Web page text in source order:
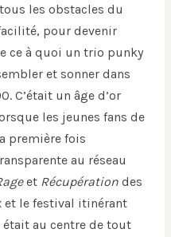
les obstacles du
pour devenir
ce à quoi un trio punky
et sonner dans
C’était un âge d’or
les jeunes fans de
première fois
au réseau
et Récupération des
et le festival itinérant
était au centre de tout